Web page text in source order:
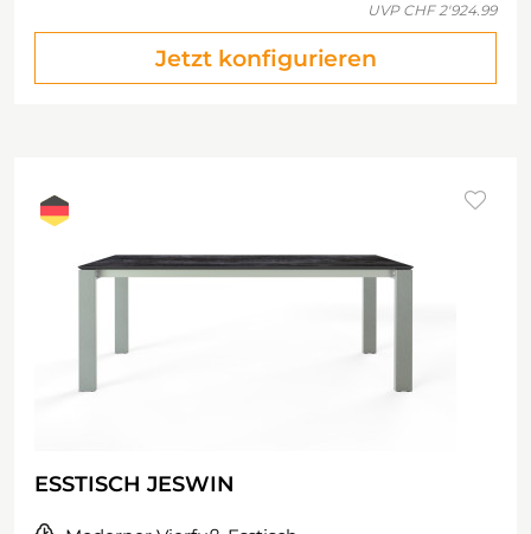
UVP CHF 2'924.99
Jetzt konfigurieren
ESSTISCH JESWIN